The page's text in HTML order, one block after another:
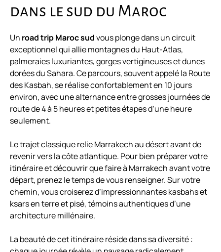
dans le sud du Maroc
Un road trip Maroc sudvous plonge dans un circuit
exceptionnel qui allie montagnes du Haut-Atlas,
palmeraies luxuriantes, gorges vertigineuses et dunes
dorées du Sahara. Ce parcours, souvent appelé la Route
des Kasbah, se réalise confortablement en 10 jours
environ, avec une alternance entre grosses journées de
route de 4 à 5 heures et petites étapes d’une heure
seulement.
Le trajet classique relie Marrakech au désert avant de
revenir vers la côte atlantique. Pour bien préparer votre
itinéraire et découvrirque faire à Marrakechavant votre
départ, prenez le temps de vous renseigner. Sur votre
chemin, vous croiserez d’impressionnantes kasbahs et
ksars en terre et pisé, témoins authentiques d’une
architecture millénaire.
La beauté de cet itinéraire réside dans sa diversité :